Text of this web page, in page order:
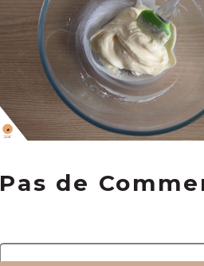
Pas de